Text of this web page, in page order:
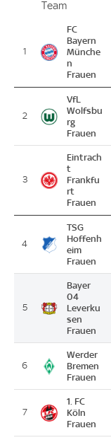
PlatzTeam
1
FC
Bayern
Münche
n
Frauen
2
VfL
Wolfsbu
rg
Frauen
3
Eintrach
t
Frankfu
rt
Frauen
4
TSG
Hoffenh
eim
Frauen
5
Bayer
04
Leverku
sen
Frauen
6
Werder
Bremen
Frauen
7
1. FC
Köln
Frauen